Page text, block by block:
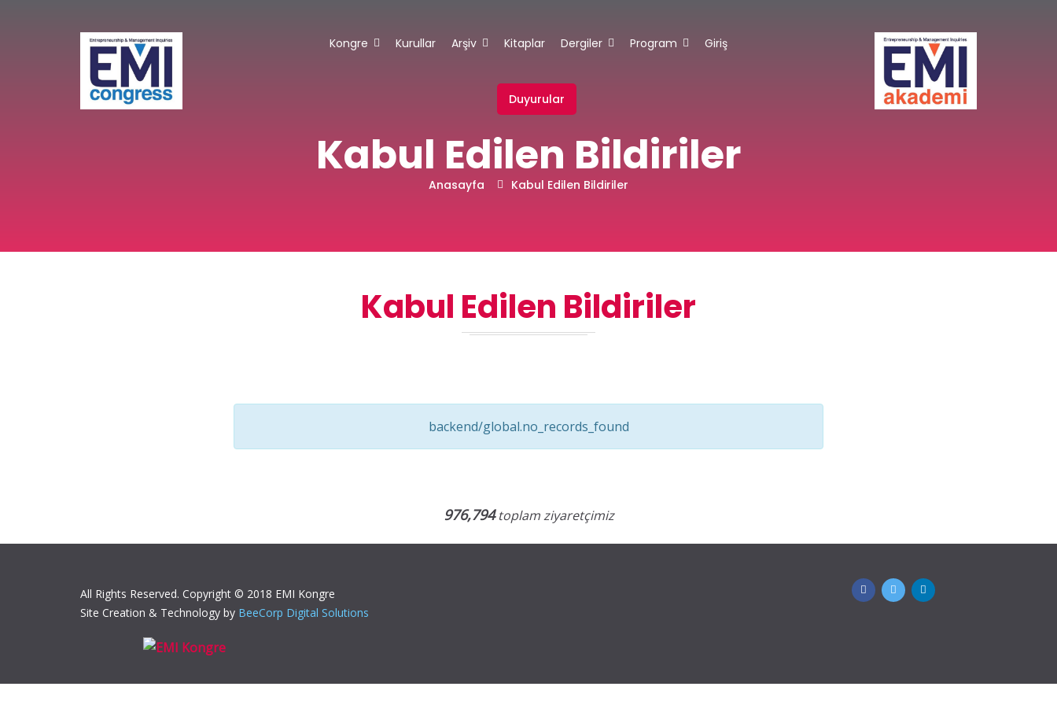
Kongre Kurullar Arşiv Kitaplar Dergiler Program Giriş
Duyurular
Kabul Edilen Bildiriler
Anasayfa Kabul Edilen Bildiriler
Kabul Edilen Bildiriler
backend/global.no_records_found
976,794toplam ziyaretçimiz
All Rights Reserved. Copyright © 2018 EMI Kongre
Site Creation & Technology by BeeCorp Digital Solutions